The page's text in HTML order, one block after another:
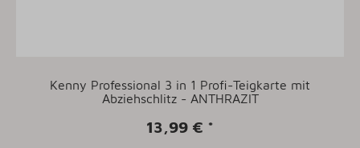
Kenny Professional 3 in 1 Profi-Teigkarte mit
Abziehschlitz - ANTHRAZIT
13,99 € *